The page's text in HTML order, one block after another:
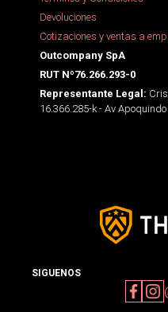
Devoluciones
Cotizaciones y ventas a
Outcompany SpA
RUT Nº76.266.293-0
Representante Legal:
16.366.285-k - Av Apoquindo
SIGUENOS